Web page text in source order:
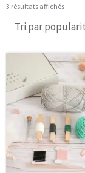
3 résultats affichésTrié
par